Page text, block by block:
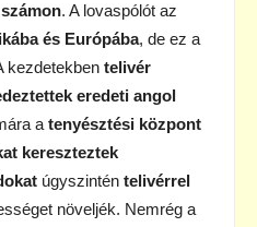
. A lovaspólót az
és Európába, de ez a
kezdetekben telivér
eredeti angol
a tenyésztési központ
kereszteztek
úgyszintén telivérrel
növeljék. Nemrég a